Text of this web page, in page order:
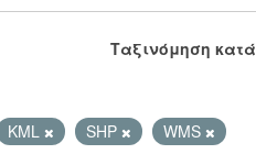
Ταξινόμηση κατά
KML SHP WMS